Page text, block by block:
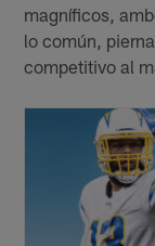
magníficos,
lo común,
competitivo al